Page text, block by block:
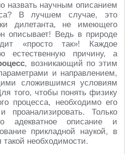
назвать научным описанием
В лучшем случае, это
дилетанта, не имеющего
описывает! Ведь в природе
«просто так»! Каждое
естественную причину, а
, возникающий по этим
и направлением,
сложившимся условиям
того, чтобы понять физику
процесса, необходимо его
проанализировать. Только
адекватное описание и
прикладной наукой, в
такой необходимости.